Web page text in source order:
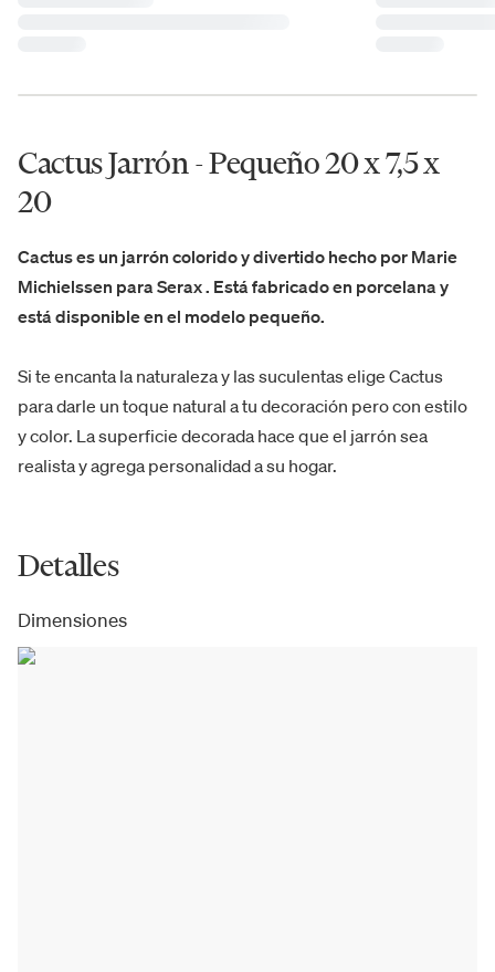
Cactus Jarrón - Pequeño 20 x 7,5 x
20
Cactus es un jarrón colorido y divertido hecho por Marie
Michielssen para Serax . Está fabricado en porcelana y
está disponible en el modelo pequeño.
Si te encanta la naturaleza y las suculentas elige Cactus
para darle un toque natural a tu decoración pero con estilo
y color. La superficie decorada hace que el jarrón sea
realista y agrega personalidad a su hogar.
Detalles
Dimensiones